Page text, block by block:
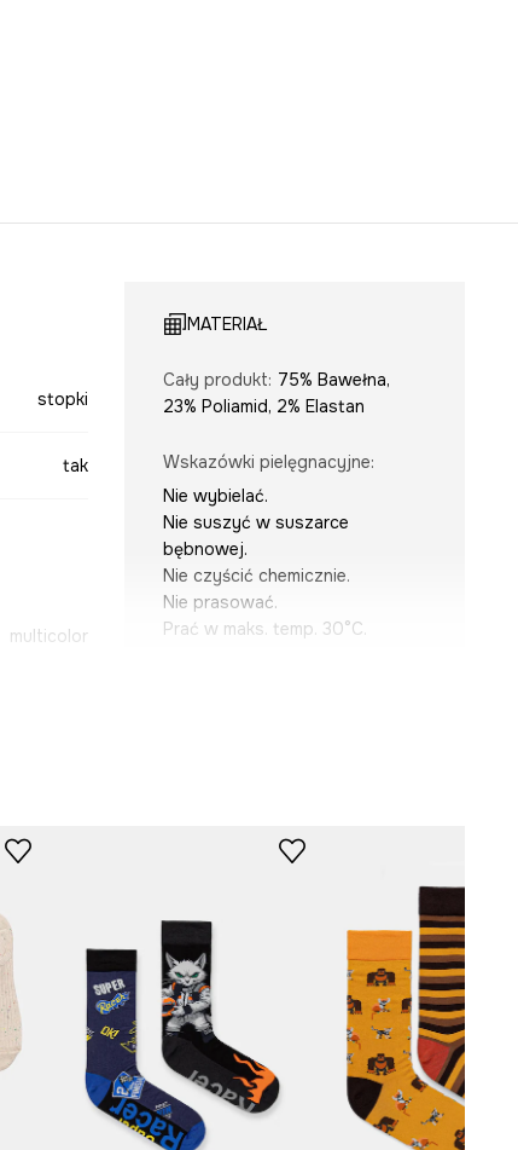
stopki
tak
multicolor
MATERIAŁ
Cały produkt: 75% Bawełna,
23% Poliamid, 2% Elastan
Wskazówki pielęgnacyjne:
Nie wybielać.
Nie suszyć w suszarce
bębnowej.
Nie czyścić chemicznie.
Nie prasować.
Prać w maks. temp. 30°C.